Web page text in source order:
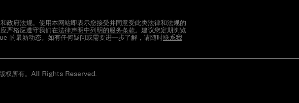
政府法规。使用本网站即表示您接受并同意受此类法律和法规的
严格应遵守我们在法律声明中列明的服务条款 。建议您定期浏览
的最新动态。如有任何疑问或需要进一步了解，请随时联系我
权所有。All Rights Reserved.